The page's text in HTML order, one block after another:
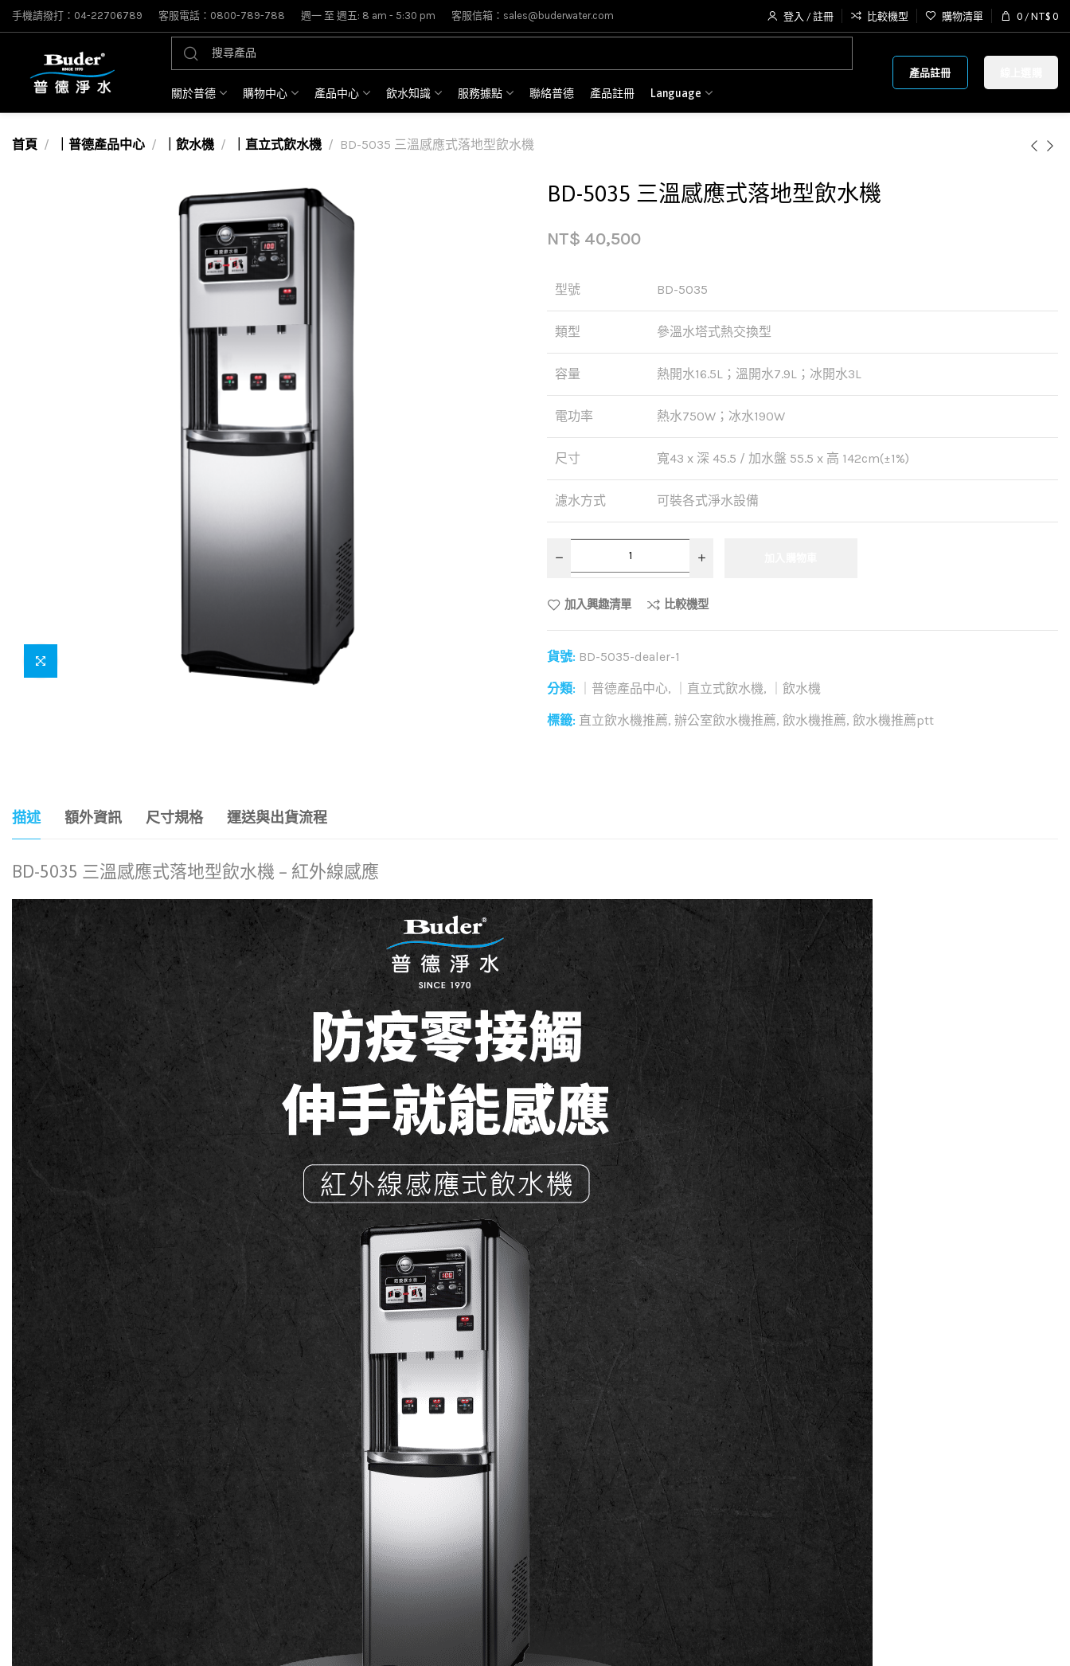
手機請撥打：04-22706789 客服電話：0800-789-788 週一 至 週五: 8 am - 5:30 pm 客服信箱：sales@buderwater.com 登入 / 註冊 比較機型 購物清單 0 / NT$ 0
關於普德 購物中心 產品中心 飲水知識 服務據點 聯絡普德 產品註冊 Language
產品註冊
首頁 ｜普德產品中心 ｜飲水機 ｜直立式飲水機 BD-5035 三溫感應式落地型飲水機
BD-5035 三溫感應式落地型飲水機
NT$ 40,500
型號 BD-5035
類型 參溫水塔式熱交換型
容量 熱開水16.5L；溫開水7.9L；冰開水3L
電功率 熱水750W；冰水190W
尺寸 寬43 x 深 45.5 / 加水盤 55.5 x 高 142cm(±1%)
濾水方式 可裝各式淨水設備
加入興趣清單 比較機型
貨號: BD-5035-dealer-1
分類: ｜普德產品中心, ｜直立式飲水機, ｜飲水機
標籤: 直立飲水機推薦, 辦公室飲水機推薦, 飲水機推薦, 飲水機推薦ptt
描述 額外資訊 尺寸規格 運送與出貨流程
BD-5035 三溫感應式落地型飲水機 – 紅外線感應